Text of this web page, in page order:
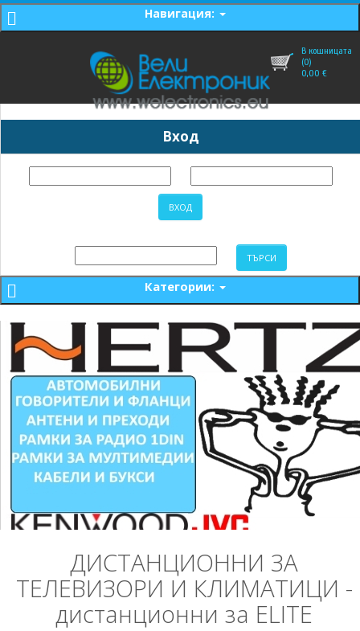
Навигация:
В кошницата
(0)
0,00 €
Вход
Категории:
ДИСТАНЦИОННИ ЗА
ТЕЛЕВИЗОРИ И КЛИМАТИЦИ -
дистанционни за ELITE